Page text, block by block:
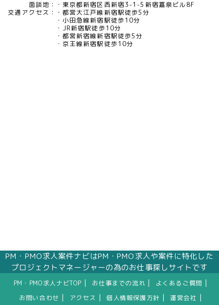
面談地：
東京都新宿区西新宿3-1-5新宿嘉泉ビル8F
交通アクセス：
都営大江戸線新宿駅徒歩5分
小田急線新宿駅徒歩10分
JR新宿駅徒歩10分
都営新宿線新宿駅徒歩5分
京王線新宿駅徒歩10分
PM・PMO求人案件ナビはPM・PMO求人や案件に特化した
プロジェクトマネージャーの為のお仕事探しサイトです
PM・PMO求人ナビTOP お仕事までの流れ よくあるご質問
お問い合わせ アクセス 個人情報保護方針 運営会社